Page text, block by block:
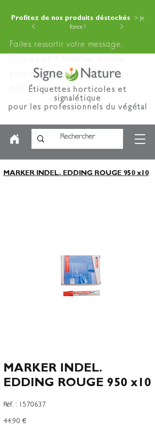
Profitez de nos produits déstockés
> Je
fonce !
Faites ressortir votre message.
Cliquez sur « Modifier le texte »
pour ajouter votre contenu à ce
paragraphe.
Étiquettes horticoles et
signalétique
pour les professionnels du végétal
MARKER INDEL. EDDING ROUGE 950 x10
MARKER INDEL.
EDDING ROUGE 950 x10
Réf. :
SKU
1570637
1570637
Preço
44,90 €